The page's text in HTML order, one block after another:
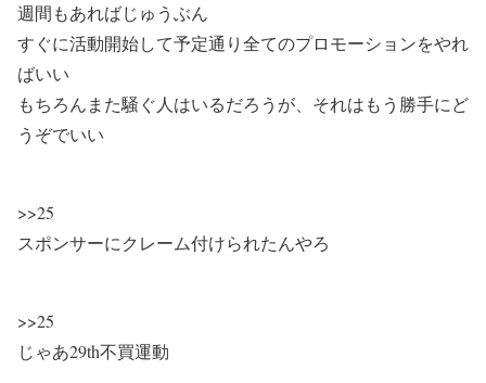
週間もあればじゅうぶん
すぐに活動開始して予定通り全てのプロモーションをやれ
ばいい
もちろんまた騒ぐ人はいるだろうが、それはもう勝手にど
うぞでいい
>>25
スポンサーにクレーム付けられたんやろ
>>25
じゃあ29th不買運動